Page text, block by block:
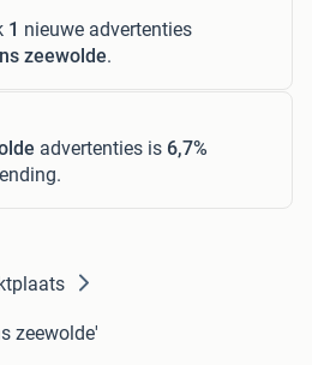
1 nieuwe advertenties
zeewolde.
advertenties is 6,7%
zeewolde'